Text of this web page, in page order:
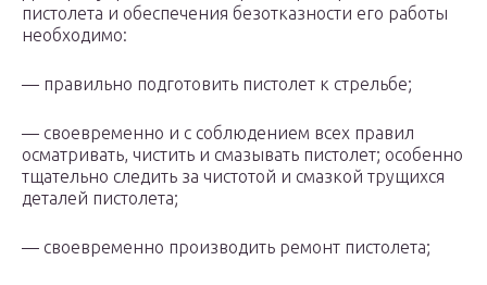
пистолета и обеспечения безотказности его работы
необходимо:
— правильно подготовить пистолет к стрельбе;
— своевременно и с соблюдением всех правил
осматривать, чистить и смазывать пистолет; особенно
тщательно следить за чистотой и смазкой трущихся
деталей пистолета;
— своевременно производить ремонт пистолета;